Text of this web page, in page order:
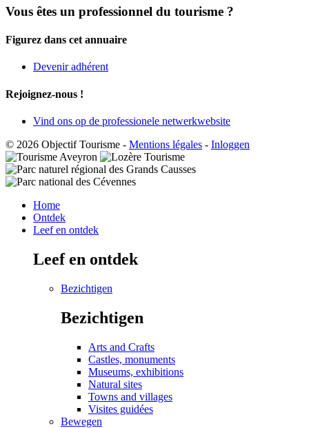
Vous êtes un professionnel du tourisme ?
Figurez dans cet annuaire
Devenir adhérent
Rejoignez-nous !
Vind ons op de professionele netwerkwebsite
© 2026 Objectif Tourisme - Mentions légales - Inloggen
Home
Ontdek
Leef en ontdek
Leef en ontdek
Bezichtigen
Bezichtigen
Arts and Crafts
Castles, monuments
Museums, exhibitions
Natural sites
Towns and villages
Visites guidées
Bewegen